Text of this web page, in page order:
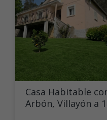
Casa Habitable
Arbón, Villayón a